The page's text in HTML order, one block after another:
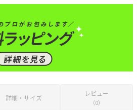
詳細・サイズ
レビュー
（0）